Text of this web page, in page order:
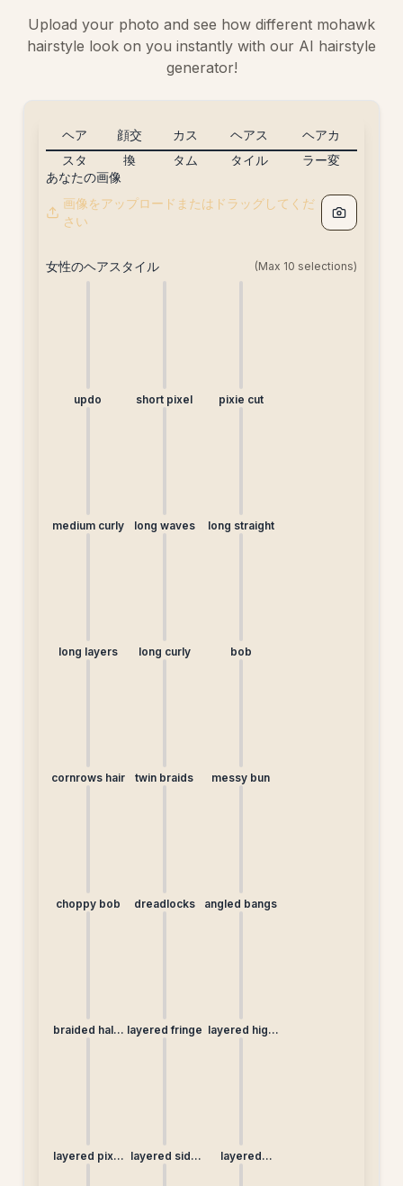
Upload your photo and see how different mohawk
hairstyle look on you instantly with our AI hairstyle
generator!
ヘア
スタ
イル
変更
クレ
ジッ
顔交
換
[5ク
レジ
ト]
カス
タム
スタ
ヘアス
タイル
わせ
ヘアカ
ラー変
[free]
あなたの画像
画像をアップロードまたはドラッグしてくだ
さい
女性のヘアスタイル (Max 10 selections)
updo short pixel pixie cut
medium curly long waves long straight
long layers long curly bob
cornrows hair twin braids messy bun
choppy bob dreadlocks angled bangs
braided half- layered fringe layered high
layered pixie
layered side
layered